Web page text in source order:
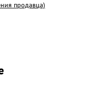
продавца)